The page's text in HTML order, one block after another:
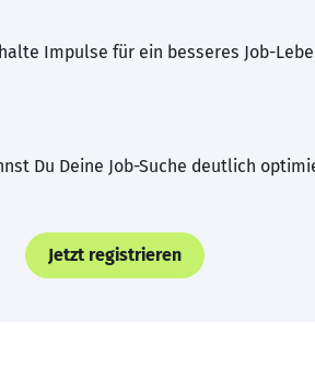
Impulse für ein besseres Job-
Du Deine Job-Suche deutlich
Jetzt registrieren